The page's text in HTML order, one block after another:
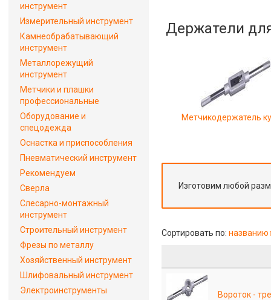
Держатели
Метчикодержатель
Изготовим любой
Сортировать по:
Вороток -
инструмент
Измерительный инструмент
Камнеобрабатывающий
инструмент
Металлорежущий
инструмент
Метчики и плашки
профессиональные
Оборудование и
спецодежда
Оснастка и приспособления
Пневматический инструмент
Рекомендуем
Сверла
Слесарно-монтажный
инструмент
Строительный инструмент
Фрезы по металлу
Хозяйственный инструмент
Шлифовальный инструмент
Электроинструменты